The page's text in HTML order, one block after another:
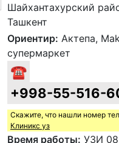
Шайхантахурский
Ташкент
Ориентир: Актепа,
супермаркет
☎
+998-55-516-
Скажите, что нашли номер
Клиникс уз
Время работы: УЗИ